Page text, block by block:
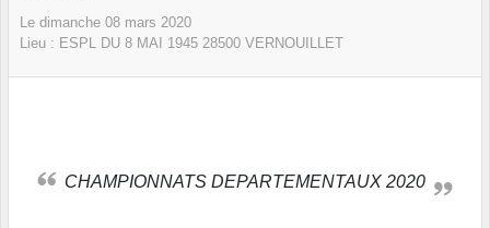
Le dimanche 08 mars 2020
Lieu : ESPL DU 8 MAI 1945 28500 VERNOUILLET
CHAMPIONNATS DEPARTEMENTAUX 2020